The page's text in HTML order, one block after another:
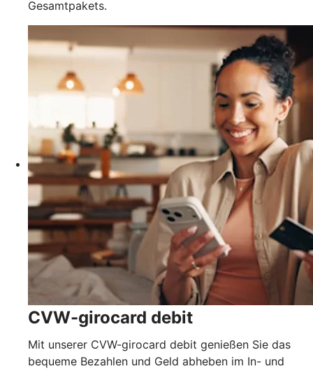
Gesamtpakets.
CVW-girocard debit
Mit unserer CVW-girocard debit genießen Sie das
bequeme Bezahlen und Geld abheben im In- und